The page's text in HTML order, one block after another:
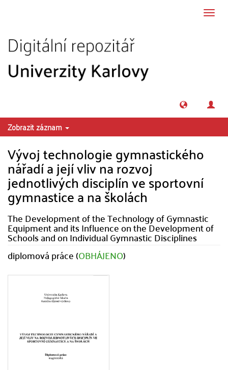
Zobrazit záznam
Vývoj technologie gymnastického
nářadí a její vliv na rozvoj
jednotlivých disciplín ve sportovní
gymnastice a na školách
The Development of the Technology of Gymnastic
Equipment and its Influence on the Development of
Schools and on Individual Gymnastic Disciplines
diplomová práce (OBHÁJENO)